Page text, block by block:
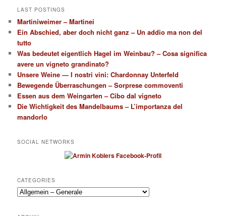
LAST POSTINGS
Martiniweimer – Martinei
Ein Abschied, aber doch nicht ganz – Un addio ma non del
tutto
Was bedeutet eigentlich Hagel im Weinbau? – Cosa significa
avere un vigneto grandinato?
Unsere Weine — I nostri vini: Chardonnay Unterfeld
Bewegende Überraschungen – Sorprese commoventi
Essen aus dem Weingarten – Cibo dal vigneto
Die Wichtigkeit des Mandelbaums – L’importanza del
mandorlo
SOCIAL NETWORKS
CATEGORIES
Categories